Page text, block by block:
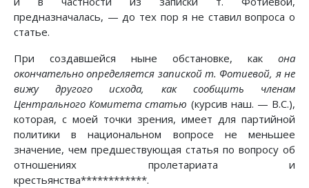
предназначалась, — до тех пор я не ставил вопроса о
статье.
При создавшейся ныне обстановке, как она
окончательно определяется запиской т. Фотиевой, я не
вижу другого исхода, как сообщить членам
Центрального Комитета статью (курсив наш. — B.C.),
которая, с моей точки зрения, имеет для партийной
политики в национальном вопросе не меньшее
значение, чем предшествующая статья по вопросу об
отношениях пролетариата и
крестьянства************.